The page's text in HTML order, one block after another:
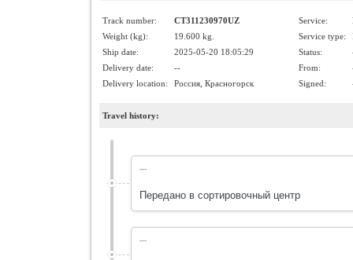
Track number: CT311230970UZ Service:
Weight (kg):
19.600 kg. Service type:
Ship date:
2025-05-20 18:05:29 Status:
Delivery date:
-- From:
Delivery location:
Россия, Красногорск Signed:
Travel history:
---
Передано в cортировочный центр
---